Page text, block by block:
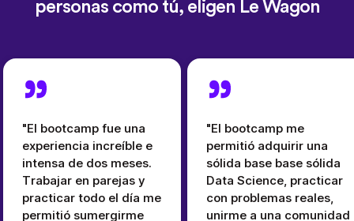
personas como tú, eligen Le Wagon
"El bootcamp fue una
experiencia increíble e
intensa de dos meses.
Trabajar en parejas y
practicar todo el día me
permitió sumergirme
"El bootcamp me
permitió adquirir una
sólida base base sólida
Data Science, practicar
con problemas reales,
unirme a una comunidad